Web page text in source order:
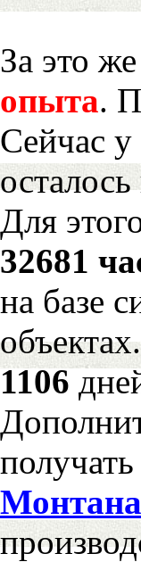
За это
опыта.
Сейчас у
Для
32681
на базе
1106